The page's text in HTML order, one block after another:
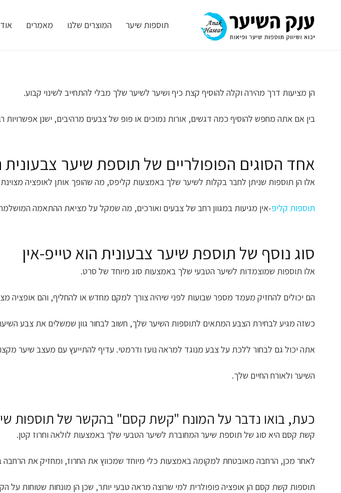
תוספות שיער המוצרים שלנו מאמרים
הן מציעות דרך מהירה וקלה להוסיף קצת כיף ושיער לשיער שלך מבלי להתחייב לשינוי קבוע.
בין אם אתה מחפש להוסיף כמה דגשים, אורות נמוכים או פופ של צבעים מרהיבים, ישנן אפשרויות
אחד הסוגים הפופולריים של תוספת שיער צבעונית
אלו הן תוספות שניתן לחבר בקלות לשיער שלך באמצעות קליפס, מה שהופך אותן לאופציה
תוספות קליפ-אין מגיעות במגוון רחב של צבעים ואורכים, מה שמקל על מציאת ההתאמה
סוג נוסף של תוספת שיער צבעונית הוא טייפ-אין
אלו תוספות שמוצמדות לשיער הטבעי שלך באמצעות סוג מיוחד של סרט.
הם יכולים להחזיק מעמד מספר שבועות לפני שיהיה צורך למקם מחדש או להחליף, והם אופציה
כשזה מגיע לבחירת הצבע המתאים לתוספות השיער שלך, חשוב לבחור גוון שמשלים את צבע
אתה יכול גם לבחור ללכת על צבע מנוגד למראה נועז ודרמטי. עדיף להתייעץ עם מעצב שיער
השיער ולאורח החיים שלך.
כעת, בואו נדבר על המונח "קשת קסם" בהקשר של תוספות
קשת קסם היא סוג של תוספת שיער המחוברת לשיער הטבעי שלך באמצעות לולאה וחרוז קטן.
לאחר מכן, הרחבה מאובטחת למקומה באמצעות כלי מיוחד שמכווץ את החרוז, ומחזיק את הרחבה
תוספות קשת קסם הן אופציה פופולרית למי שרוצה מראה טבעי יותר, שכן הן מונחות שטוחות